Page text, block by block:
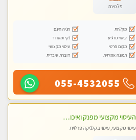
פלטינה
מקלחת
חניה חינם
עיסוי מרגיע
נקי ומסודר
מקום פרטי
עיסוי מקצועי
תמונה אמיתית
דוברת עיברית
055-4532055
העיסוי מקצועי מפנק ואיכותי בפרטיות.
עיסוי מקצועי, עיסוי בקלניקה פרטית